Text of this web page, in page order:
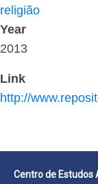
religião
Year
2013
Link
http://
Centro de Estudos